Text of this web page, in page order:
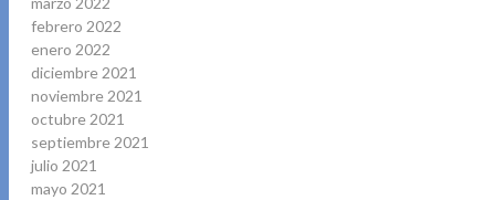
febrero 2022
enero 2022
diciembre 2021
noviembre 2021
octubre 2021
septiembre 2021
julio 2021
mayo 2021